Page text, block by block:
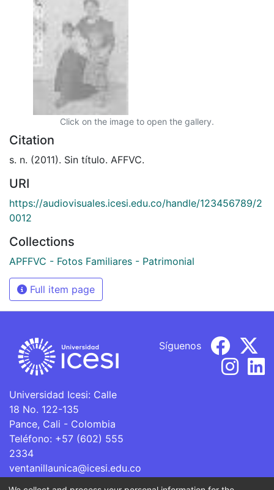
Click on the image to open the gallery.
Citation
s. n. (2011). Sin título. AFFVC.
URI
https://audiovisuales.icesi.edu.co/handle/123456789/2
0012
Collections
APFFVC - Fotos Familiares - Patrimonial
Full item page
Universidad Icesi: Calle
18 No. 122-135
Pance, Cali - Colombia
Teléfono: +57 (602) 555
2334
ventanillaunica@icesi.edu.co
Síguenos